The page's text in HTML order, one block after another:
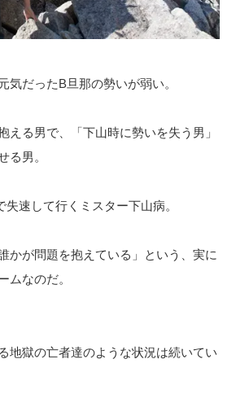
気だったB旦那の勢いが弱い。
える男で、「下山時に勢いを失う男」
る男。
速して行くミスター下山病。
かが問題を抱えている」という、実に
ムなのだ。
地獄の亡者達のような状況は続いてい